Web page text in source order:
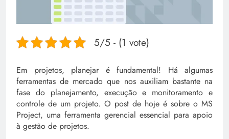
5/5 - (1 vote)
Em projetos, planejar é fundamental! Há algumas
ferramentas de mercado que nos auxiliam bastante na
fase do planejamento, execução e monitoramento e
controle de um projeto. O post de hoje é sobre o MS
Project, uma ferramenta gerencial essencial para apoio
à gestão de projetos.